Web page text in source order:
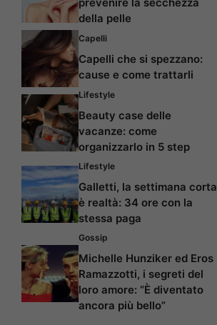
della pelle
Capelli
Capelli che si spezzano:
cause e come trattarli
Lifestyle
Beauty case delle
vacanze: come
organizzarlo in 5 step
Lifestyle
Galletti, la settimana corta
è realtà: 34 ore con la
stessa paga
Gossip
Michelle Hunziker ed Eros
Ramazzotti, i segreti del
loro amore: “È diventato
ancora più bello”